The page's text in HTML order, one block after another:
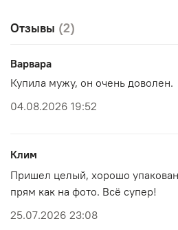
Отзывы (2)
Варвара
Купила мужу, он очень доволен.
04.08.2026 19:52
Клим
Пришел целый, хорошо
прям как на фото. Всё супер!
25.07.2026 23:08